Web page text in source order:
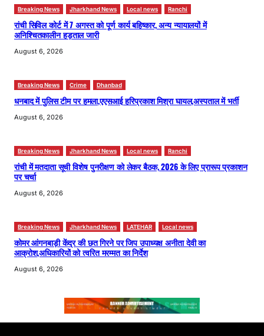
Breaking News Jharkhand News Local news Ranchi
रांची सिविल कोर्ट में 7 अगस्त को पूर्ण कार्य बहिष्कार, अन्य न्यायालयों में
अनिश्चितकालीन हड़ताल जारी
August 6, 2026
Breaking News Crime Dhanbad
धनबाद में पुलिस टीम पर हमला,एएसआई हरिप्रकाश मिश्रा घायल,अस्पताल में भर्ती
August 6, 2026
Breaking News Jharkhand News Local news Ranchi
रांची में मतदाता सूची विशेष पुनरीक्षण को लेकर बैठक, 2026 के लिए प्रारूप प्रकाशन
पर चर्चा
August 6, 2026
Breaking News Jharkhand News LATEHAR Local news
कोमर आंगनबाड़ी केंद्र की छत गिरने पर जिप उपाध्यक्ष अनीता देवी का
आक्रोश,अधिकारियों को त्वरित मरम्मत का निर्देश
August 6, 2026